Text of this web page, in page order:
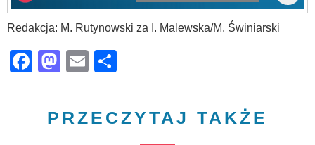
Redakcja: M. Rutynowski za I. Malewska/M. Świniarski
Facebook
Mastodon
Email
PRZECZYTAJ TAKŻE